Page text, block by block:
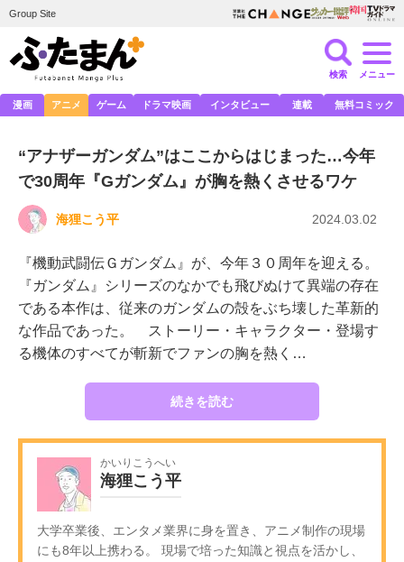
Group Site
検索 メニュー
漫画 アニメ ゲーム ドラマ映画 インタビュー 連載 無料コミック
“アナザーガンダム”はここからはじまった…今年
で30周年『Gガンダム』が胸を熱くさせるワケ
海狸こう平 2024.03.02
『機動武闘伝Ｇガンダム』が、今年３０周年を迎える。
『ガンダム』シリーズのなかでも飛びぬけて異端の存在
である本作は、従来のガンダムの殻をぶち壊した革新的
な作品であった。 ストーリー・キャラクター・登場す
る機体のすべてが斬新でファンの胸を熱く…
続きを読む
かいりこうへい
海狸こう平
大学卒業後、エンタメ業界に身を置き、アニメ制作の現場
にも8年以上携わる。 現場で培った知識と視点を活かし、